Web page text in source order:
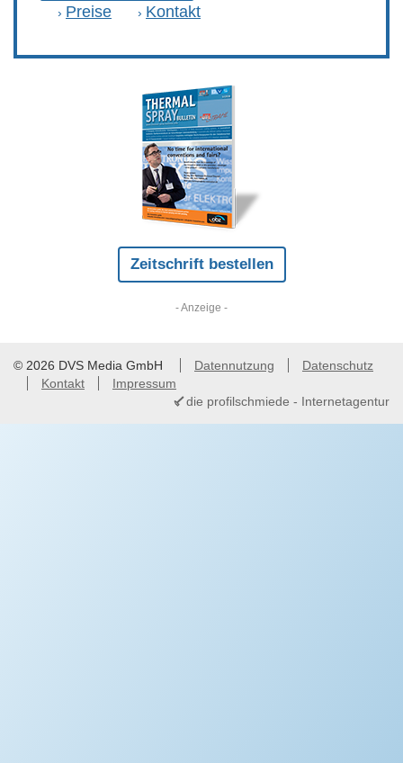
› Preise › Kontakt
Zeitschrift bestellen
- Anzeige -
© 2026 DVS Media GmbH Datennutzung
Datenschutz
Kontakt
Impressum
die profilschmiede - Internetagentur